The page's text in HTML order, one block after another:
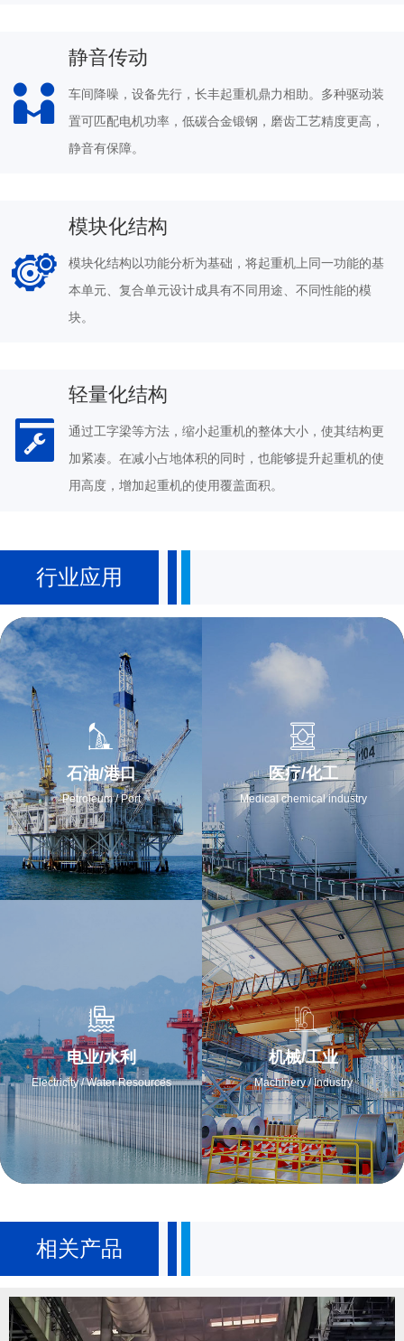
静音传动
车间降噪，设备先行，长丰起重机鼎力相助。多种驱动装
置可匹配电机功率，低碳合金锻钢，磨齿工艺精度更高，
静音有保障。
模块化结构
模块化结构以功能分析为基础，将起重机上同一功能的基
本单元、复合单元设计成具有不同用途、不同性能的模
块。
轻量化结构
通过工字梁等方法，缩小起重机的整体大小，使其结构更
加紧凑。在减小占地体积的同时，也能够提升起重机的使
用高度，增加起重机的使用覆盖面积。
行业应用
石油/港口
Petroleum / Port
医疗/化工
Medical chemical industry
电业/水利
Electricity / Water Resources
机械/工业
Machinery / Industry
相关产品